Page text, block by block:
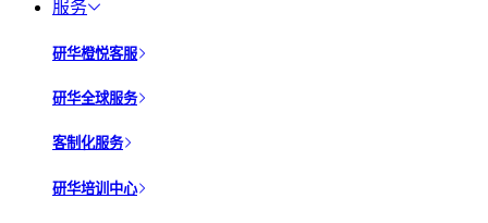
服务
研华橙悦客服
研华全球服务
客制化服务
研华培训中心